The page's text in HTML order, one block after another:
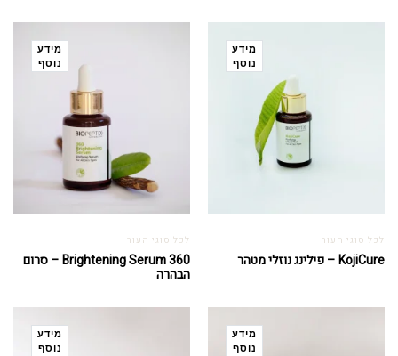
מידע
נוסף
לכל סוגי העור
KojiCure – פילינג נוזלי מטהר
מידע
נוסף
לכל סוגי העור
360 Brightening Serum – סרום
הבהרה
מידע
נוסף
מידע
נוסף